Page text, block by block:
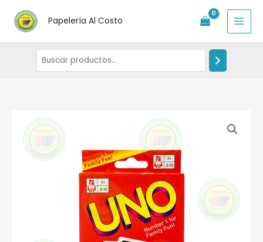
contenido
Papelería Al Costo
Cartas
uno.
cantidad